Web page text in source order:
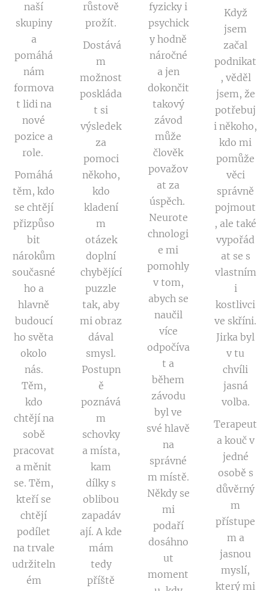
naší
skupiny
a
pomáhá
nám
formova
t lidi na
nové
pozice a
role.
Pomáhá
těm, kdo
se chtějí
přizpůso
bit
nárokům
současné
ho a
hlavně
budoucí
ho světa
okolo
nás.
Těm,
kdo
chtějí na
sobě
pracovat
a měnit
se. Těm,
kteří se
chtějí
podílet
na trvale
udržiteln
ém
růstově
prožít.
Dostává
m
možnost
poskláda
t si
výsledek
za
pomoci
někoho,
kdo
kladení
m
otázek
doplní
chybějící
puzzle
tak, aby
mi obraz
dával
smysl.
Postupn
ě
poznává
m
schovky
a místa,
kam
dílky s
oblibou
zapadáv
ají. A kde
mám
tedy
příště
fyzicky i
psychick
y hodně
náročné
a jen
dokončit
takový
závod
může
člověk
považov
at za
úspěch.
Neurote
chnologi
e mi
pomohly
v tom,
abych se
naučil
více
odpočíva
t a
během
závodu
byl ve
své hlavě
na
správné
m místě.
Někdy se
mi
podaří
dosáhno
ut
moment
Když
jsem
začal
podnikat
, věděl
jsem, že
potřebuj
i někoho,
kdo mi
pomůže
věci
správně
pojmout
, ale také
vypořád
at se s
vlastním
i
kostlivci
ve skříni.
Jirka byl
v tu
chvíli
jasná
volba.
Terapeut
a kouč v
jedné
osobě s
důvěrný
m
přístupe
m a
jasnou
myslí,
který mi